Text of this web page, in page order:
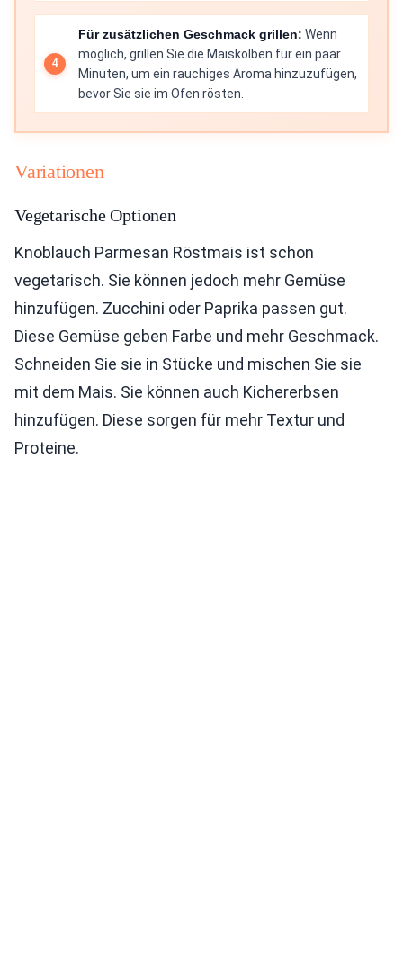
Für zusätzlichen Geschmack grillen: Wenn
möglich, grillen Sie die Maiskolben für ein paar
Minuten, um ein rauchiges Aroma hinzuzufügen,
bevor Sie sie im Ofen rösten.
Variationen
Vegetarische Optionen
Knoblauch Parmesan Röstmais ist schon
vegetarisch. Sie können jedoch mehr Gemüse
hinzufügen. Zucchini oder Paprika passen gut.
Diese Gemüse geben Farbe und mehr Geschmack.
Schneiden Sie sie in Stücke und mischen Sie sie
mit dem Mais. Sie können auch Kichererbsen
hinzufügen. Diese sorgen für mehr Textur und
Proteine.